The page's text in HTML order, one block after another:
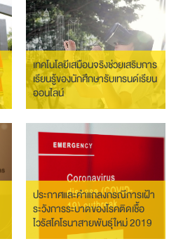
เทคโนโลยีเสมือนจริงช่วยเสริมการ
เรียนรู้ของนักศึกษารับเทรนด์เรียน
ออนไลน์
ประกาศและคำแถลงกรณีการเฝ้า
ระวังการระบาดของโรคติดเชื้อ
ไวรัสโคโรนาสายพันธุ์ใหม่ 2019
(COVID-19)